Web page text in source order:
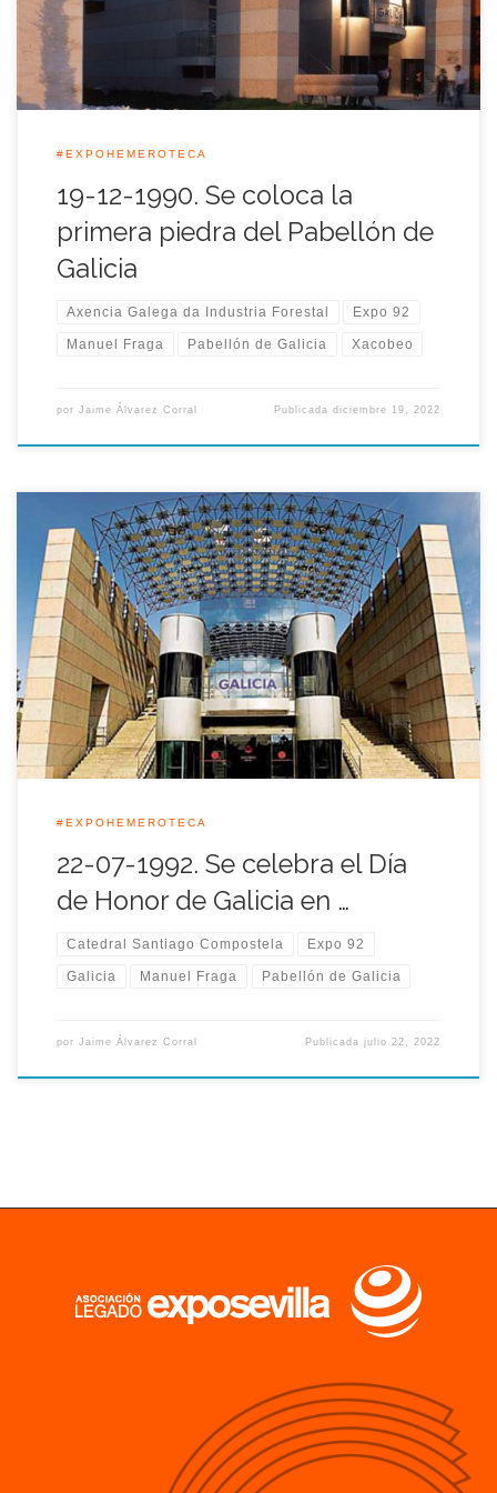
historia, las tradiciones, la moderna industria y el arte gallego.
#EXPOHEMEROTECA
19-12-1990. Se coloca la
primera piedra del Pabellón de
Galicia
Axencia Galega da Industria Forestal Expo 92
Manuel Fraga Pabellón de Galicia Xacobeo
por Jaime Álvarez Corral Publicadadiciembre 19, 2022
La tierra del Apóstol Santiago celebró aquella jornada su Día
de Honor en la Expo 92, con un conjunto de actos
protocolarios y culturales presididos por el presidente de la
Xunta de Galicia, Manuel Fraga Iribarne. Entre las actividades
de conmemoración de este día de honor, Galicia hizo entrega
a […]
#EXPOHEMEROTECA
22-07-1992. Se celebra el Día
de Honor de Galicia en …
Catedral Santiago Compostela Expo 92
Galicia Manuel Fraga Pabellón de Galicia
por Jaime Álvarez Corral Publicadajulio 22, 2022